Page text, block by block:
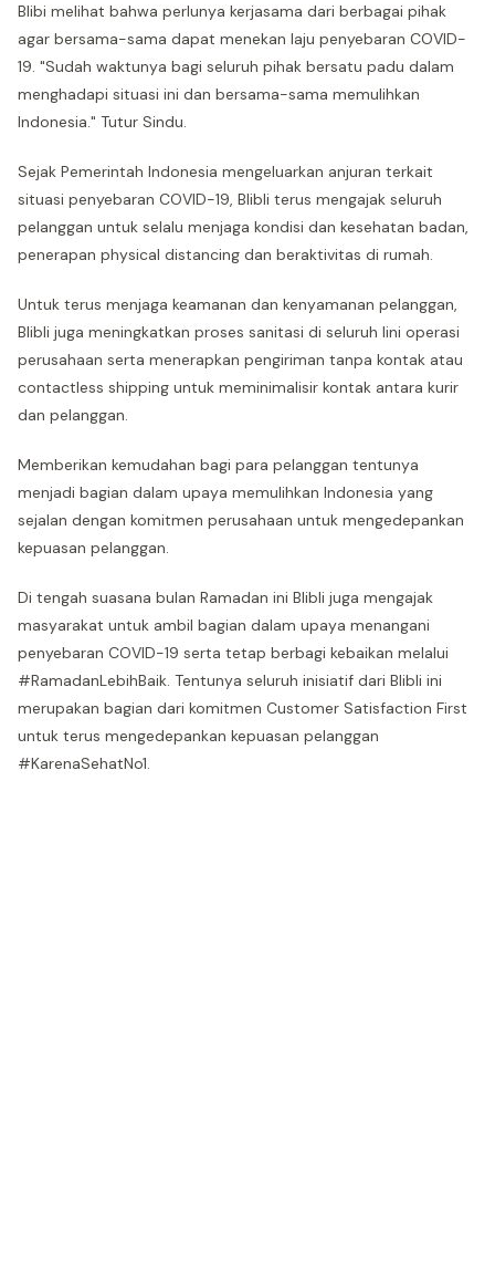
Blibi melihat bahwa perlunya kerjasama dari berbagai pihak
agar bersama-sama dapat menekan laju penyebaran COVID-
19. "Sudah waktunya bagi seluruh pihak bersatu padu dalam
menghadapi situasi ini dan bersama-sama memulihkan
Indonesia." Tutur Sindu.
Sejak Pemerintah Indonesia mengeluarkan anjuran terkait
situasi penyebaran COVID-19, Blibli terus mengajak seluruh
pelanggan untuk selalu menjaga kondisi dan kesehatan badan,
penerapan physical distancing dan beraktivitas di rumah.
Untuk terus menjaga keamanan dan kenyamanan pelanggan,
Blibli juga meningkatkan proses sanitasi di seluruh lini operasi
perusahaan serta menerapkan pengiriman tanpa kontak atau
contactless shipping untuk meminimalisir kontak antara kurir
dan pelanggan.
Memberikan kemudahan bagi para pelanggan tentunya
menjadi bagian dalam upaya memulihkan Indonesia yang
sejalan dengan komitmen perusahaan untuk mengedepankan
kepuasan pelanggan.
Di tengah suasana bulan Ramadan ini Blibli juga mengajak
masyarakat untuk ambil bagian dalam upaya menangani
penyebaran COVID-19 serta tetap berbagi kebaikan melalui
#RamadanLebihBaik. Tentunya seluruh inisiatif dari Blibli ini
merupakan bagian dari komitmen Customer Satisfaction First
untuk terus mengedepankan kepuasan pelanggan
#KarenaSehatNo1.